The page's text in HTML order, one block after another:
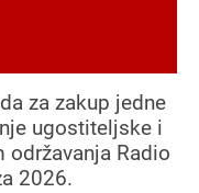
za zakup jedne
ugostiteljske i
Radio
2026.